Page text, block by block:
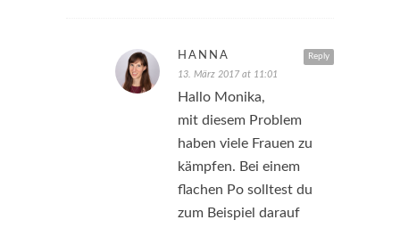
Reply
HANNA
13. März 2017 at 11:01
Hallo Monika,
mit diesem Problem
haben viele Frauen zu
kämpfen. Bei einem
flachen Po solltest du
zum Beispiel darauf